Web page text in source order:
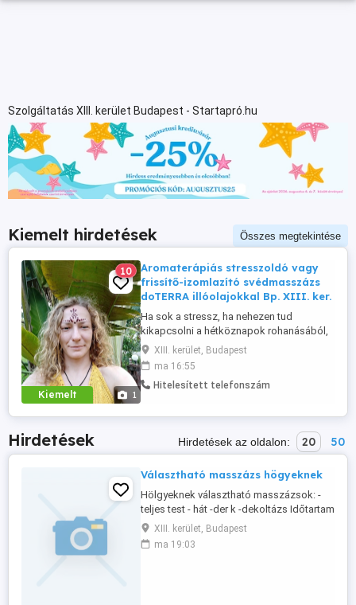
Szolgáltatás XIII. kerület Budapest - Startapró.hu
Kiemelt hirdetések Összes megtekintése
Kiemelt 1
10
Aromaterápiás stresszoldó vagy
frissítő-izomlazító svédmasszázs
doTERRA illóolajokkal Bp. XIII. ker.
Ha sok a stressz, ha nehezen tud
kikapcsolni a hétköznapok rohanásából,
feladataiból, ha sokat ül, áll, ha izomláza
van vagy egyszerűen csak sportol vagy
fizikai munkát végez, vagy szellemi
munkát végez és túl sokat pörög az agya,
fájdalomküszöbéhez igazodó
XIII. kerület, Budapest
ma 16:55
Hitelesített telefonszám
Hirdetések Hirdetések az oldalon: 20 50
Választható masszázs högyeknek
Hölgyeknek választható masszázsok: -
teljes test - hát -der k -dekoltázs Időtartam
egyéni megbeszélés alapján Tusolási
lehetőseg,nyugodt diszkr t hely
XIII. kerület, Budapest
ma 19:03